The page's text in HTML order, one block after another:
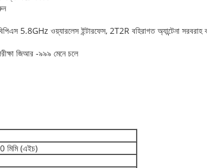
5.8GHz ওয়্যারলেস ইন্টারফেস, 2T2R বহিরাগত অ্যান্টেনা
জিআর -৯৯৯ মেনে চলে
মিমি (এইচ)